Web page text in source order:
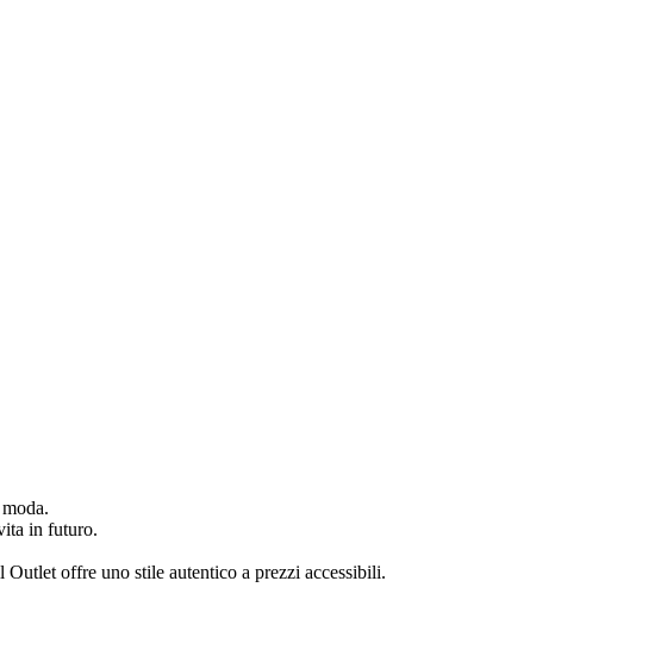
in futuro.
offre uno stile autentico a prezzi accessibili.